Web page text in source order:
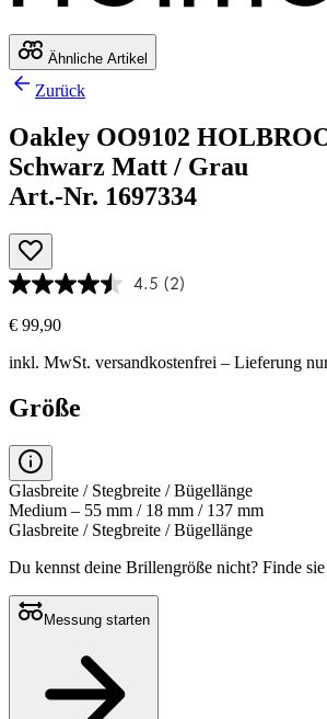
Ähnliche Artikel
Zurück
Oakley OO9102
Schwarz Matt / Grau
Art.-Nr. 1697334
4.5 (2)
€ 99,90
inkl. MwSt. versandkostenfrei – Lieferung
Größe
Glasbreite / Stegbreite / Bügellänge
Medium – 55 mm / 18 mm / 137 mm
Glasbreite / Stegbreite / Bügellänge
Du kennst deine Brillengröße nicht? Finde
Messung starten